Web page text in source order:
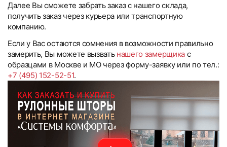
Далее Вы сможете забрать заказ с нашего склада,
получить заказ через курьера или транспортную
компанию.
Если у Вас остаются сомнения в возможности правильно
замерить, Вы можете вызвать нашего замерщикас
образцами в Москве и МО через форму-заявку или по тел.:
+7 (495) 152-52-51.